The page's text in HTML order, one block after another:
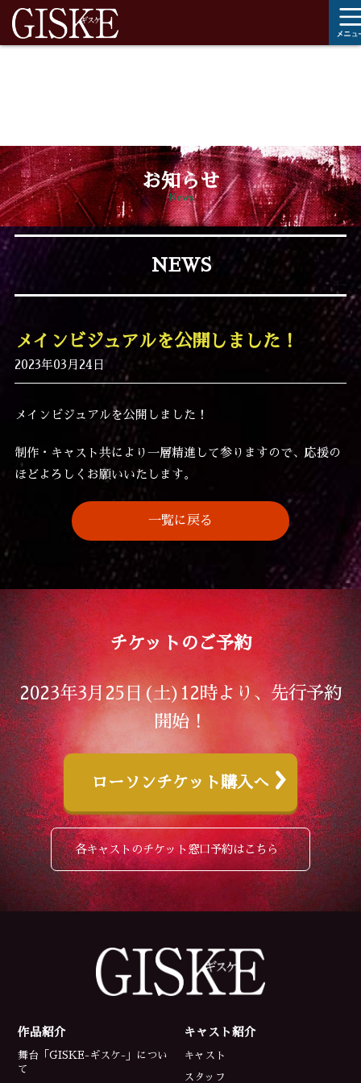
お知らせ
News
NEWS
メインビジュアルを公開しました！
2023年03月24日
メインビジュアルを公開しました！
制作・キャスト共により一層精進して参りますので、応援の
ほどよろしくお願いいたします。
一覧に戻る
チケットのご予約
2023年3月25日(土)12時より、先行予約
開始！
ローソンチケット購入へ
各キャストのチケット窓口予約はこちら
作品紹介
舞台「GISKE-ギスケ-」につい
て
キャスト紹介
キャスト
スタッフ